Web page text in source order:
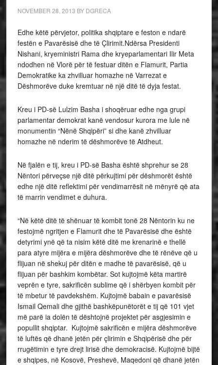
NOVEMBER 28, 2013 BY DGRECA
Edhe këtë përvjetor, politika shqiptare e feston e ndarë
festën e Pavarësisë dhe të Çlirimit.Ndërsa Presidenti
Nishani, kryeministri Rama dhe kryeparlamentari Ilir Meta
ndodhen në Vlorë për të festuar ditën e Flamurit, Partia
Demokratike ka zhvilluar homazhe në Varrezat e
Dëshmorëve duke kremtuar në një ditë të dyja festat.
Kreu i PD-së Lulzim Basha i shoqëruar edhe nga grupi
parlamentar demokrat kanë vendosur kurora me lule në
monumentin “Nënë Shqipëri” si dhe kanë zhvilluar
homazhe në nderim të dëshmorëve të Atdheut.
Në fjalën e tij, kreu i PD-së Basha është shprehur se 28
Nëntori përveçse një ditë përkujtimi për dëshmorët është
edhe një ditë reflektimi për vendimarrësit në mënyrë që ata
të marrin vendimet e duhura.
“Në këtë ditë të shënuar të kombit tonë 28 Nëntorin ku ne
festojmë ngritjen e Flamurit dhe të Pavarësisë dhe është
detyrimi ynë që ta nisim këtë ditë me krenarinë e thellë
para atyre mijëra e mijëra dëshmorëve dhe të rënëve që u
flijuan në shekuj për ditën e madhe të pavarësisë, që u
flijuan për bashkim kombëtar. Sot kujtojmë këta martirë
veprën e tyre, sakrificën sublime që i shërbyen kombit për
të mbetur të pavdekshëm. Kujtojmë babain e pavarësisë
Ismail Qemali dhe gjithë bashkëpunëtorët e tij që 101 vjet
më parë ia dolën të dështojnë projektet për asgjesimin e
popullit shqiptar. Kujtojmë sakrificën e mijëra dëshmorëve
të luftës që dhanë jetën për çlirimin e Shqipërisë dhe për
rrugëtimin e tyre drejt lirisë dhe demokracisë. Kujtojmë bijtë
e shqipes, në Kosovë, Preshevë, Maqedoni që dhanë jetën